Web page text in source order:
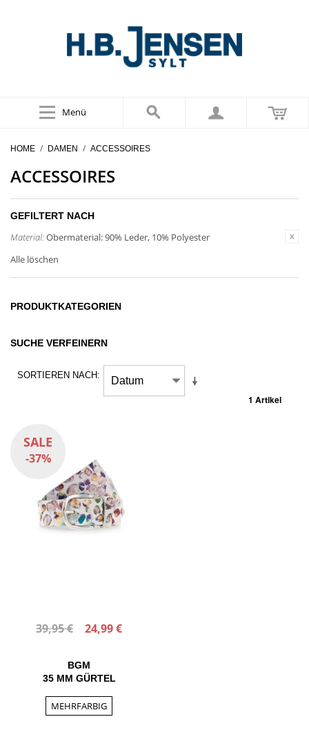
Menü
HOME / DAMEN / ACCESSOIRES
ACCESSOIRES
GEFILTERT NACH
Material:Obermaterial: 90% Leder, 10% Polyester
Alle löschen
PRODUKTKATEGORIEN
SUCHE VERFEINERN
SORTIEREN NACH
1 Artikel
SALE
-37%
39,95 € 24,99 €
BGM
35 MM GÜRTEL
MEHRFARBIG